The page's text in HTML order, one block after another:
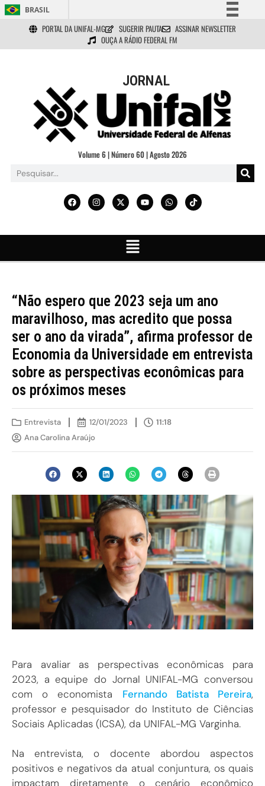
BRASIL
Simplifique!
Comunica BR
Acesso à informação
Legislação
Canais
PORTAL DA UNIFAL-MG SUGERIR PAUTA
ASSINAR NEWSLETTER
OUÇA A RÁDIO FEDERAL FM
JORNAL
Volume 6 | Número 60 | Agosto 2026
“Não espero que 2023 seja um ano
maravilhoso, mas acredito que possa
ser o ano da virada”, afirma professor de
Economia da Universidade em entrevista
sobre as perspectivas econômicas para
os próximos meses
Entrevista 12/01/2023
11:18
Ana Carolina Araújo
Para avaliar as perspectivas econômicas para
2023, a equipe do Jornal UNIFAL-MG conversou
com o economista Fernando Batista Pereira,
professor e pesquisador do Instituto de Ciências
Sociais Aplicadas (ICSA), da UNIFAL-MG Varginha.
Na entrevista, o docente abordou aspectos
positivos e negativos da atual conjuntura, os quais
impactam diretamente o cenário econômico